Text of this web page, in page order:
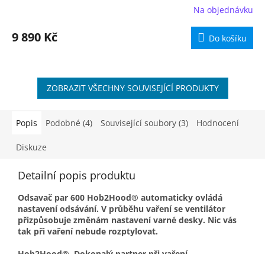
R
M
A
Na objednávku
9 890 Kč Do košíku
ZOBRAZIT VŠECHNY SOUVISEJÍCÍ PRODUKTY
Popis Podobné (4) Související soubory (3) Hodnocení
Diskuze
Detailní popis produktu
Odsavač par 600 Hob2Hood® automaticky ovládá
nastavení odsávání. V průběhu vaření se ventilátor
přizpůsobuje změnám nastavení varné desky. Nic vás
tak při vaření nebude rozptylovat.